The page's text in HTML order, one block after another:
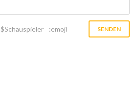
$Schauspieler :emoji